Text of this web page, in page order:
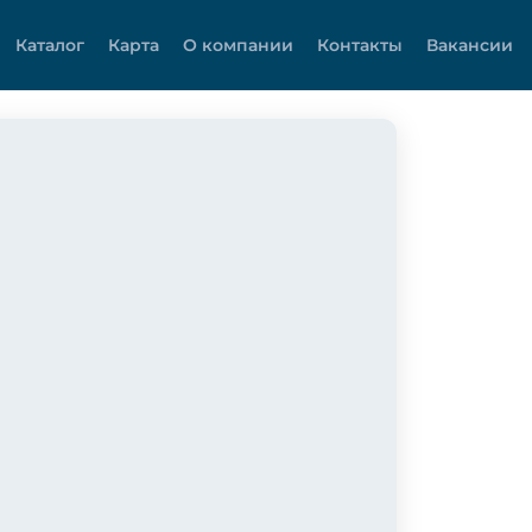
Каталог Карта О компании Контакты Вакансии